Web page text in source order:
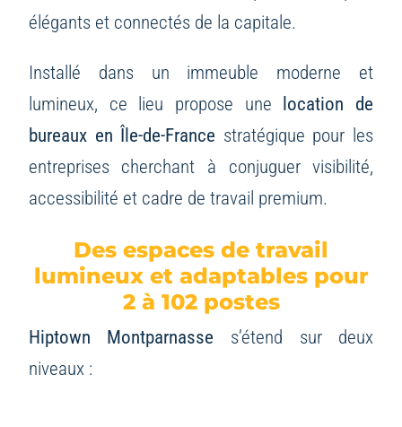
élégants et connectés de la capitale.
Installé dans un immeuble moderne et
lumineux, ce lieu propose une location de
bureaux en Île-de-France stratégique pour les
entreprises cherchant à conjuguer visibilité,
accessibilité et cadre de travail premium.
Des espaces de travail
lumineux et adaptables pour
2 à 102 postes
Hiptown Montparnasse s’étend sur deux
niveaux :